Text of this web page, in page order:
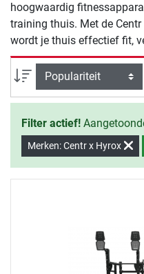
hoogwaardig
training thuis. Met de
wordt je thuis effectief fit,
je gezond.
Sortering
Filter actief!
Merken: Centr x Hyrox